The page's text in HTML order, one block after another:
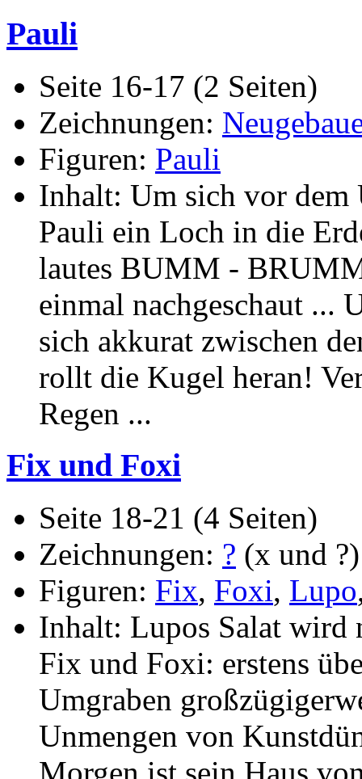
Pauli
Seite 16-17 (2 Seiten)
Zeichnungen:
Figuren: Pauli
Inhalt: Um sich vor dem
Pauli ein Loch in die
lautes BUMM -
einmal nachgeschaut ...
sich akkurat zwischen
rollt die Kugel heran!
Regen ...
Fix und Foxi
Seite 18-21 (4 Seiten)
Zeichnungen: ? (x und ?)
Figuren: Fix, Foxi, Lupo
Inhalt: Lupos Salat wird
Fix und Foxi: erstens
Umgraben
Unmengen von